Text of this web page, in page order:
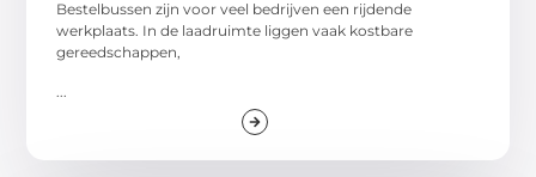
Bestelbussen zijn voor veel bedrijven een rijdende
werkplaats. In de laadruimte liggen vaak kostbare
gereedschappen,